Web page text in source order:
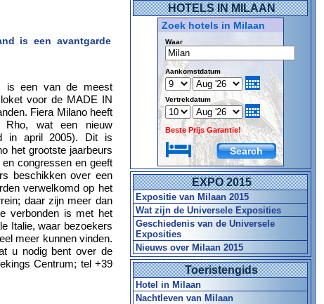
HOTELS IN MILAAN
Zoek hotels in Milaan
Waar
Aankomstdatum
Vertrekdatum
Beste Prijs Garantie!
EXPO 2015
Expositie van Milaan 2015
Wat zijn de Universele Exposities
Geschiedenis van de Universele
Exposities
Nieuws over Milaan 2015
Toeristengids
Hotel in Milaan
Nachtleven van Milaan
is een avantgarde
is een van de meest
voor de MADE IN
Fiera Milano heeft
Rho, wat een nieuw
in april 2005). Dit is
het grootste jaarbeurs
congressen en geeft
beschikken over een
verwelkomd op het
daar zijn meer dan
verbonden is met het
Italie, waar bezoekers
meer kunnen vinden.
u nodig bent over de
Centrum; tel +39